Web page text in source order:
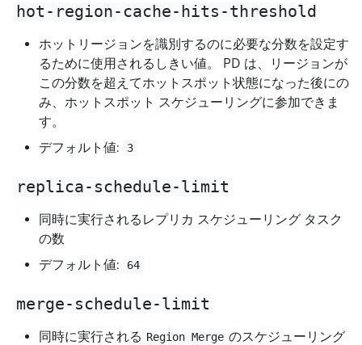
hot-region-cache-hits-threshold
ホットリージョンを識別するのに必要な分数を設定す
るために使用されるしきい値。 PD は、リージョンが
この分数を超えてホットスポット状態になった後にの
み、ホットスポット スケジューリングに参加できま
す。
デフォルト値:
3
replica-schedule-limit
同時に実行されるレプリカ スケジューリング タスク
の数
デフォルト値:
64
merge-schedule-limit
同時に実行される Region Merge のスケジューリング